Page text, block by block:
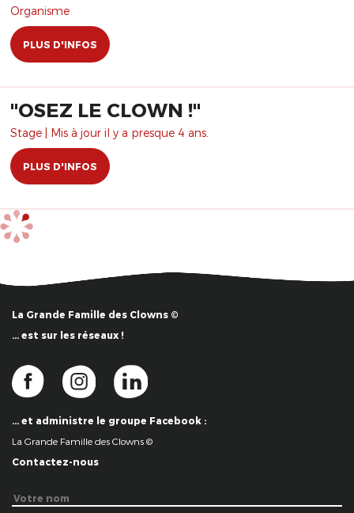
Organisme
PLUS D'INFOS
​"OSEZ LE CLOWN !"
Stage | Mis à jour il y a presque 4 ans.
PLUS D'INFOS
La Grande Famille des Clowns ©
… est sur les réseaux !
… et administre le groupe Facebook :
La Grande Famille des Clowns ©
Contactez-nous